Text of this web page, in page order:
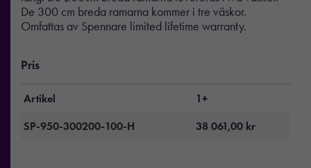
De 300 cm breda ramarna kommer i tre väskor.
Omfattas av Spennare limited lifetime warranty.
Pris
Artikel
1+
SP-950-300200-100-H
38 061,00 kr